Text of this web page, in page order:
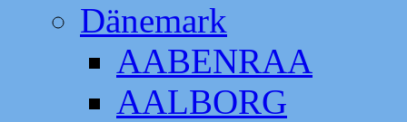
Dänemark
AABENRAA
AALBORG